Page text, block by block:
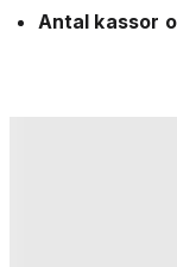
Antal kassor